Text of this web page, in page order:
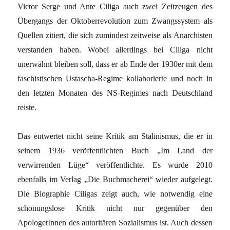
Victor Serge und Ante Ciliga auch zwei Zeitzeugen des
Übergangs der Oktoberrevolution zum Zwangssystem als
Quellen zitiert, die sich zumindest zeitweise als Anarchisten
verstanden haben. Wobei allerdings bei Ciliga nicht
unerwähnt bleiben soll, dass er ab Ende der 1930er mit dem
faschistischen Ustascha-Regime kollaborierte und noch in
den letzten Monaten des NS-Regimes nach Deutschland
reiste.
Das entwertet nicht seine Kritik am Stalinismus, die er in
seinem 1936 veröffentlichten Buch „Im Land der
verwirrenden Lüge“ veröffentlichte. Es wurde 2010
ebenfalls im Verlag „Die Buchmacherei“ wieder aufgelegt.
Die Biographie Ciligas zeigt auch, wie notwendig eine
schonungslose Kritik nicht nur gegenüber den
ApologetInnen des autoritären Sozialismus ist. Auch dessen